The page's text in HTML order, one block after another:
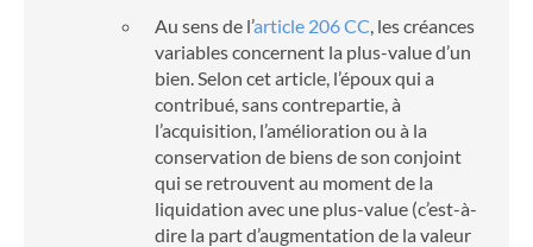
Au sens de l’article 206 CC, lescréances
variablesconcernent la plus-value d’un
bien. Selon cet article, l’époux qui a
contribué, sans contrepartie, à
l’acquisition, l’amélioration ou à la
conservation de biens de son conjoint
qui se retrouvent au moment de la
liquidation avec une plus-value (c’est-à-
dire la part d’augmentation de la valeur